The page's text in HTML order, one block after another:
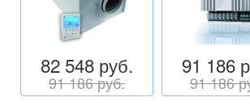
82 548 руб.
91 186 руб.
91 186
91 186